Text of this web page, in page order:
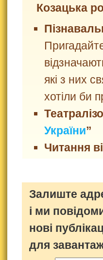
Козацька
які з них
хотіли би
України”
Читання
Залиште
і ми
нові
для